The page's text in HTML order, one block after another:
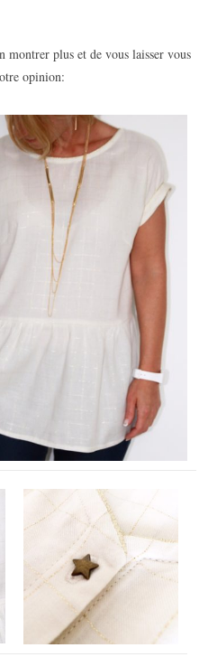
montrer plus et de vous laisser vous
opinion: